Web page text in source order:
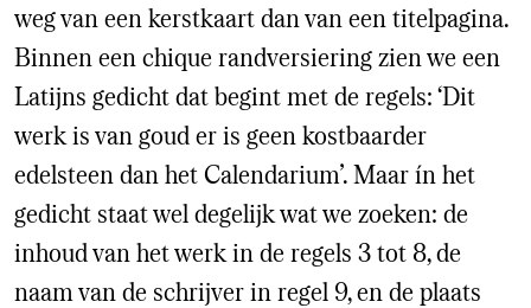
weg van een kerstkaart dan van een titelpagina.
Binnen een chique randversiering zien we een
Latijns gedicht dat begint met de regels: ‘Dit
werk is van goud er is geen kostbaarder
edelsteen dan het Calendarium’. Maar ín het
gedicht staat wel degelijk wat we zoeken: de
inhoud van het werk in de regels 3 tot 8, de
naam van de schrijver in regel 9, en de plaats